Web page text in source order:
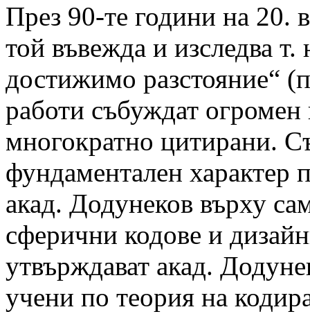
През 90-те години на 20.
той въвежда и изследва
достижимо разстояние“
работи събуждат
многократно цитирани.
фундаментален характер
акад. Додунеков върху
сферични кодове и
утвърждават акад.
учени по теория на